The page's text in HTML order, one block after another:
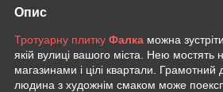
Опис
Тротуарну плитку Фалка можна
якій вулиці вашого міста. Нею мостять
магазинами і цілі квартали.
людина з художнім смаком може